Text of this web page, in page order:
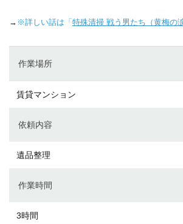
→ ※詳しい話は「特殊清掃 戦う男たち（黄梅の
作業場所
賃貸マンション
依頼内容
遺品整理
作業時間
3時間